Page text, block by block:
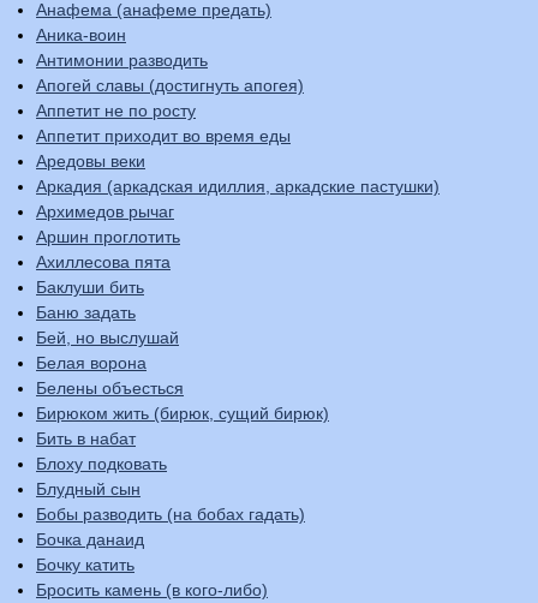
Анафема (анафеме предать)
Аника-воин
Антимонии разводить
Апогей славы (достигнуть апогея)
Аппетит не по росту
Аппетит приходит во время еды
Аредовы веки
Аркадия (аркадская идиллия, аркадские пастушки)
Архимедов рычаг
Аршин проглотить
Ахиллесова пята
Баклуши бить
Баню задать
Бей, но выслушай
Белая ворона
Белены объесться
Бирюком жить (бирюк, сущий бирюк)
Бить в набат
Блоху подковать
Блудный сын
Бобы разводить (на бобах гадать)
Бочка данаид
Бочку катить
Бросить камень (в кого-либо)